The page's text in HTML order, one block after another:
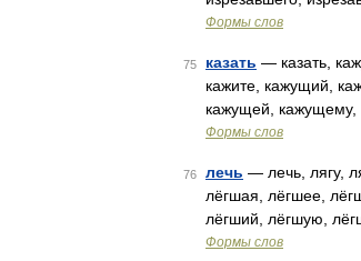
Формы слов
75 казать — казать,
кажите, кажущий,
кажущей,
Формы слов
76 лечь — лечь, лягу,
лёгшая, лёгшее,
лёгший, лёгшую,
Формы слов